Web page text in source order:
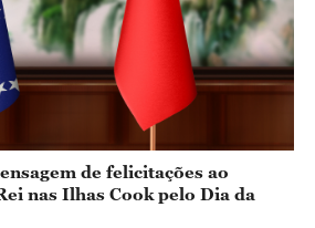
de felicitações ao
nas Ilhas Cook pelo Dia da